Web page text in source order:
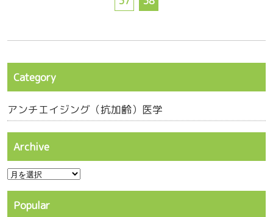
Category
アンチエイジング（抗加齢）医学
Archive
Popular